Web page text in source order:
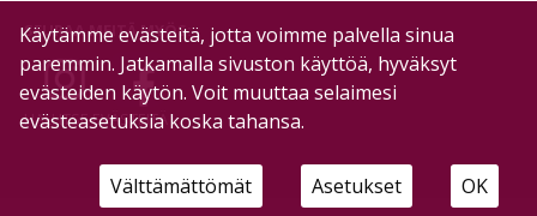
SEURAA MEITÄ MYÖS:
HALLITSE EVÄSTEITÄ
Käytämme evästeitä, jotta voimme palvella sinua
paremmin. Jatkamalla sivuston käyttöä, hyväksyt
evästeiden käytön. Voit muuttaa selaimesi
evästeasetuksia koska tahansa.
Välttämättömät Asetukset OK